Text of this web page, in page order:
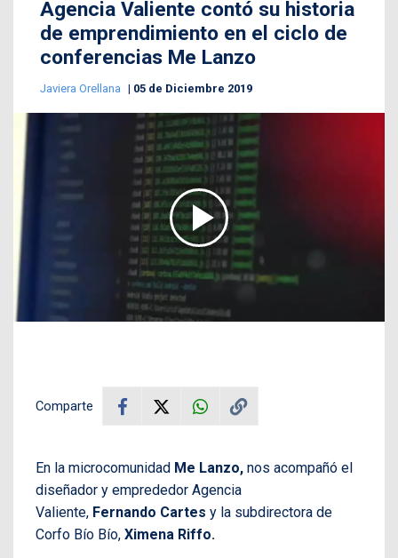
Agencia Valiente contó su historia
de emprendimiento en el ciclo de
conferencias Me Lanzo
Javiera Orellana 05 de Diciembre 2019
Comparte
En la microcomunidad Me Lanzo, nos acompañó el
diseñador y emprededor Agencia
Valiente, Fernando Cartes y la subdirectora de
Corfo Bío Bío, Ximena Riffo.